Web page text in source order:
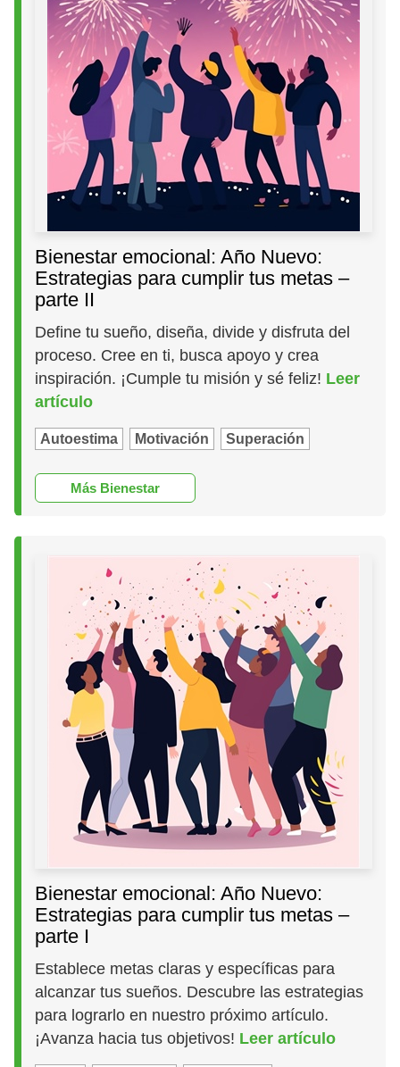
Bienestar emocional: Año Nuevo:
Estrategias para cumplir tus metas –
parte II
Define tu sueño, diseña, divide y disfruta del
proceso. Cree en ti, busca apoyo y crea
inspiración. ¡Cumple tu misión y sé feliz! Leer
artículo
Autoestima Motivación Superación
Más Bienestar
Bienestar emocional: Año Nuevo:
Estrategias para cumplir tus metas –
parte I
Establece metas claras y específicas para
alcanzar tus sueños. Descubre las estrategias
para lograrlo en nuestro próximo artículo.
¡Avanza hacia tus objetivos! Leer artículo